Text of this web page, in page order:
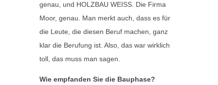
genau, und HOLZBAU WEISS. Die Firma
Moor, genau. Man merkt auch, dass es für
die Leute, die diesen Beruf machen, ganz
klar die Berufung ist. Also, das war wirklich
toll, das muss man sagen.
Wie empfanden Sie die Bauphase?